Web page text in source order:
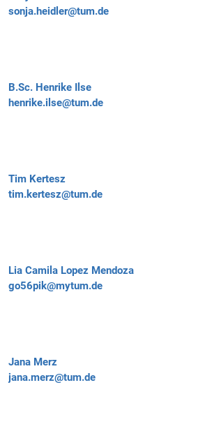
sonja.heidler@tum.de
B.Sc. Henrike Ilse
henrike.ilse@tum.de
Tim Kertesz
tim.kertesz@tum.de
Lia Camila Lopez Mendoza
go56pik@mytum.de
Jana Merz
jana.merz@tum.de